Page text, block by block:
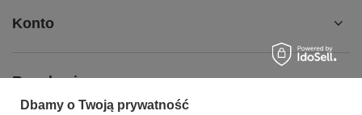
Konto
Regulaminy
Dbamy o Twoją prywatność